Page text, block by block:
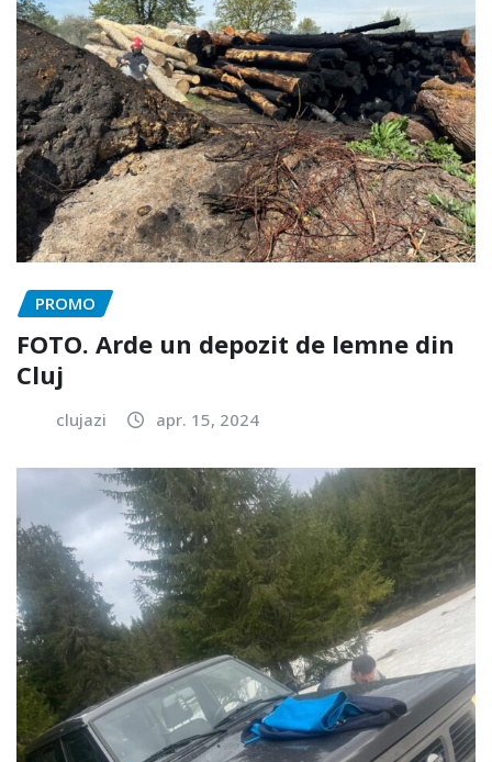
PROMO
FOTO. Arde un depozit de lemne din
Cluj
clujazi apr. 15, 2024